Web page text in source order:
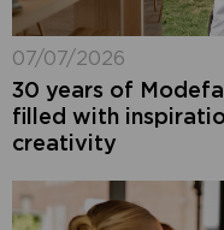
07/07/2026
30 years of
filled with
creativity